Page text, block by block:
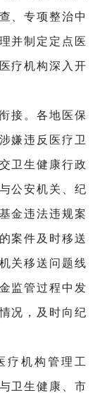
、专项整治中
并制定定点医
疗机构深入开
接。各地医保
嫌违反医疗卫
卫生健康行政
公安机关、纪
金违法违规案
案件及时移送
关移送问题线
监管过程中发
况，及时向纪
疗机构管理工
卫生健康、市